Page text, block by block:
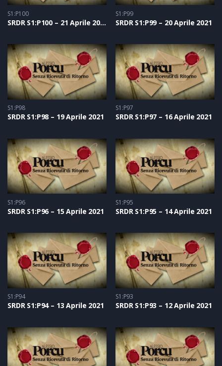
S1:P100
SRDR S1:P100 – 21 Aprile 2021
S1:P99
SRDR S1:P99 – 20 Aprile 2021
S1:P98
SRDR S1:P98 – 19 Aprile 2021
S1:P97
SRDR S1:P97 – 16 Aprile 2021
S1:P96
SRDR S1:P96 – 15 Aprile 2021
S1:P95
SRDR S1:P95 – 14 Aprile 2021
S1:P94
SRDR S1:P94 – 13 Aprile 2021
S1:P93
SRDR S1:P93 – 12 Aprile 2021